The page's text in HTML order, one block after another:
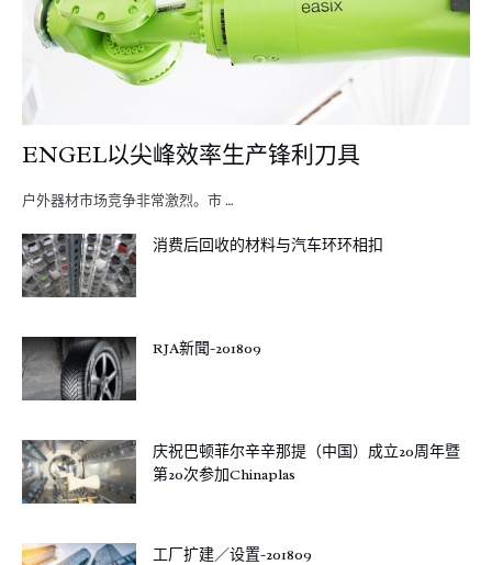
ENGEL以尖峰效率生产锋利刀具
户外器材市场竞争非常激烈。市 …
消费后回收的材料与汽车环环相扣
RJA新聞-201809
庆祝巴顿菲尔辛辛那提（中国）成立20周年暨
第20次参加Chinaplas
工厂扩建／设置-201809